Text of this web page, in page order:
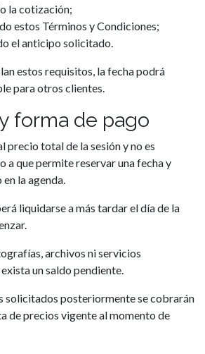
la cotización;
estos Términos y Condiciones;
el anticipo solicitado.
estos requisitos, la fecha podrá
para otros clientes.
forma de pago
precio total de la sesión y no es
a que permite reservar una fecha y
la agenda.
liquidarse a más tardar el día de la
archivos ni servicios
un saldo pendiente.
solicitados posteriormente se cobrarán
de precios vigente al momento de